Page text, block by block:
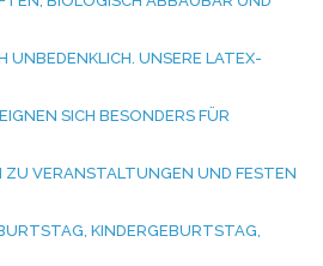
UNBEDENKLICH. UNSERE LATEX-
SICH BESONDERS FÜR
VERANSTALTUNGEN UND FESTEN
KINDERGEBURTSTAG,